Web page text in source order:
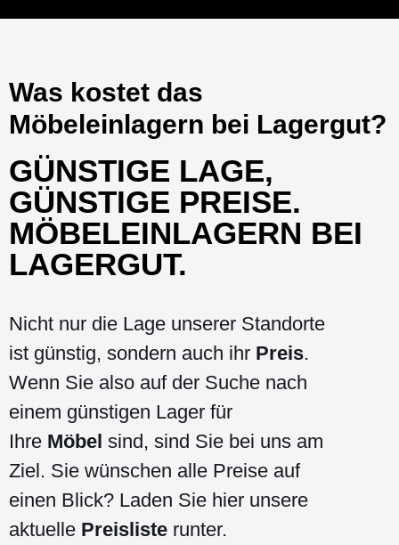
Was kostet das
Möbeleinlagern bei Lagergut?
GÜNSTIGE LAGE,
GÜNSTIGE PREISE.
MÖBELEINLAGERN BEI
LAGERGUT.
Nicht nur die Lage unserer Standorte
ist günstig, sondern auch ihr Preis.
Wenn Sie also auf der Suche nach
einem günstigen Lager für
Ihre Möbel sind, sind Sie bei uns am
Ziel. Sie wünschen alle Preise auf
einen Blick? Laden Sie hier unsere
aktuelle Preisliste runter.